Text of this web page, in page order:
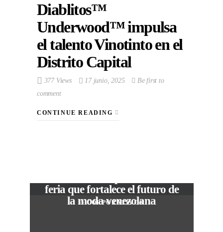
Diablitos™
Underwood™ impulsa
el talento Vinotinto en el
Distrito Capital
377 Views 17 junio, 2025
Be first to
comment
CONTINUE READING
In CORPORATIVOS
feria que fortalece el futuro de
la moda venezolana